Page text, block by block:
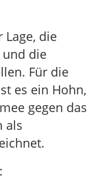
Lage, die
und die
Für die
es ein Hohn,
gegen das
als